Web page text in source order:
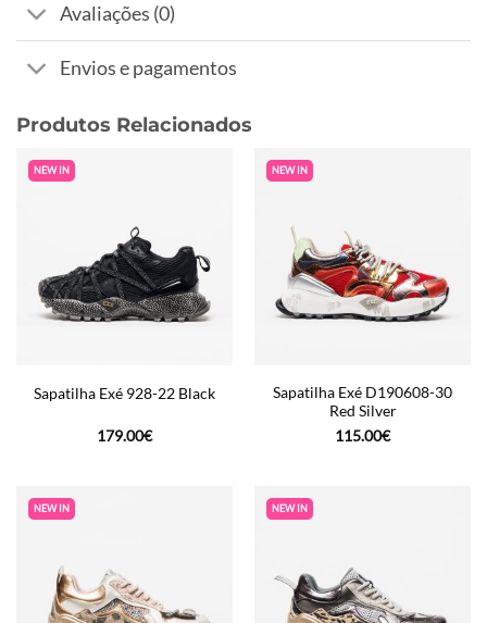
Avaliações (0)
Envios e pagamentos
Produtos Relacionados
NEW IN
Sapatilha Exé 928-22 Black
179.00€
NEW IN
Sapatilha Exé D190608-30
Red Silver
115.00€
NEW IN NEW IN